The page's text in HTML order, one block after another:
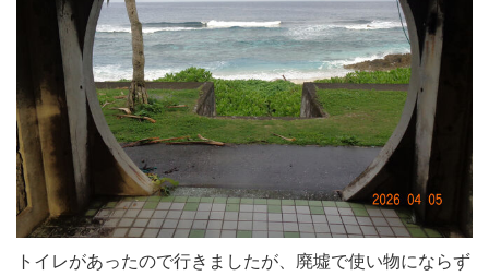
トイレがあったので行きましたが、廃墟で使い物にならず